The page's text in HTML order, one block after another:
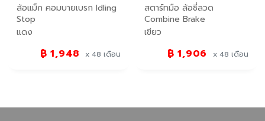
ล้อแม็ก คอมบายเบรก Idling
Stop
แดง
฿ 1,948 x 48 เดือน
สตาร์ทมือ ล้อซี่ลวด
Combine Brake
เขียว
฿ 1,906 x 48 เดือน